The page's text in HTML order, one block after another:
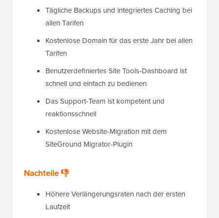
Tägliche Backups und integriertes Caching bei
allen Tarifen
Kostenlose Domain für das erste Jahr bei allen
Tarifen
Benutzerdefiniertes Site Tools-Dashboard ist
schnell und einfach zu bedienen
Das Support-Team ist kompetent und
reaktionsschnell
Kostenlose Website-Migration mit dem
SiteGround Migrator-Plugin
Nachteile 👎
Höhere Verlängerungsraten nach der ersten
Laufzeit